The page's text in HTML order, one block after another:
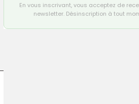
En vous inscrivant, vous acceptez de
newsletter. Désinscription à tout